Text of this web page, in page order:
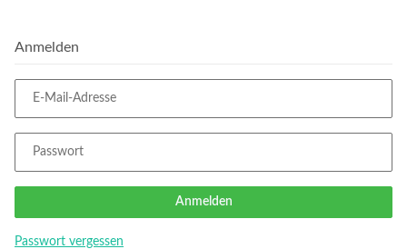
Anmelden
E-Mail-Adresse
Passwort
Anmelden
Passwort vergessen